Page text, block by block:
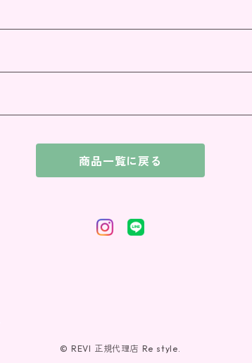
商品一覧に戻る
© REVI 正規代理店 Re style.